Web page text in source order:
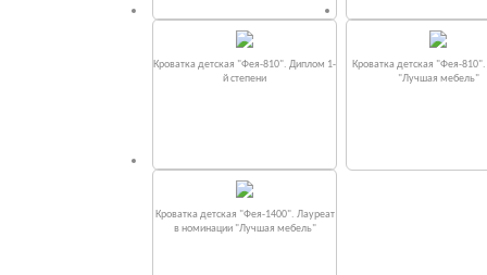
Кроватка детская "Фея-810". Диплом 1-
й степени
Кроватка детская "Фея-
"Лучшая мебель"
Кроватка детская "Фея-1400". Лауреат
в номинации "Лучшая мебель"